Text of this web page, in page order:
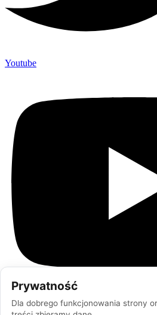
Youtube
Prywatność
Dla dobrego funkcjonowania strony